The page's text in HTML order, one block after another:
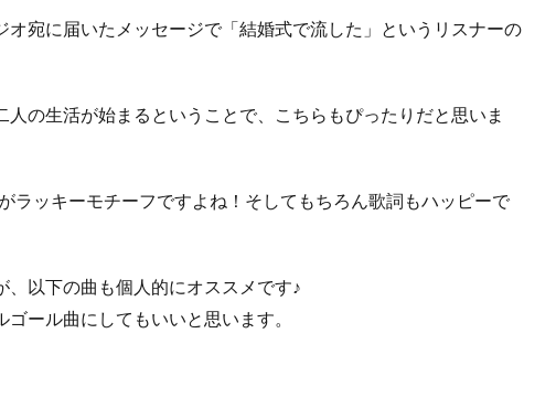
オ宛に届いたメッセージで「結婚式で流した」というリスナーの
人の生活が始まるということで、こちらもぴったりだと思いま
ラッキーモチーフですよね！そしてもちろん歌詞もハッピーで
、以下の曲も個人的にオススメです♪
ール曲にしてもいいと思います。